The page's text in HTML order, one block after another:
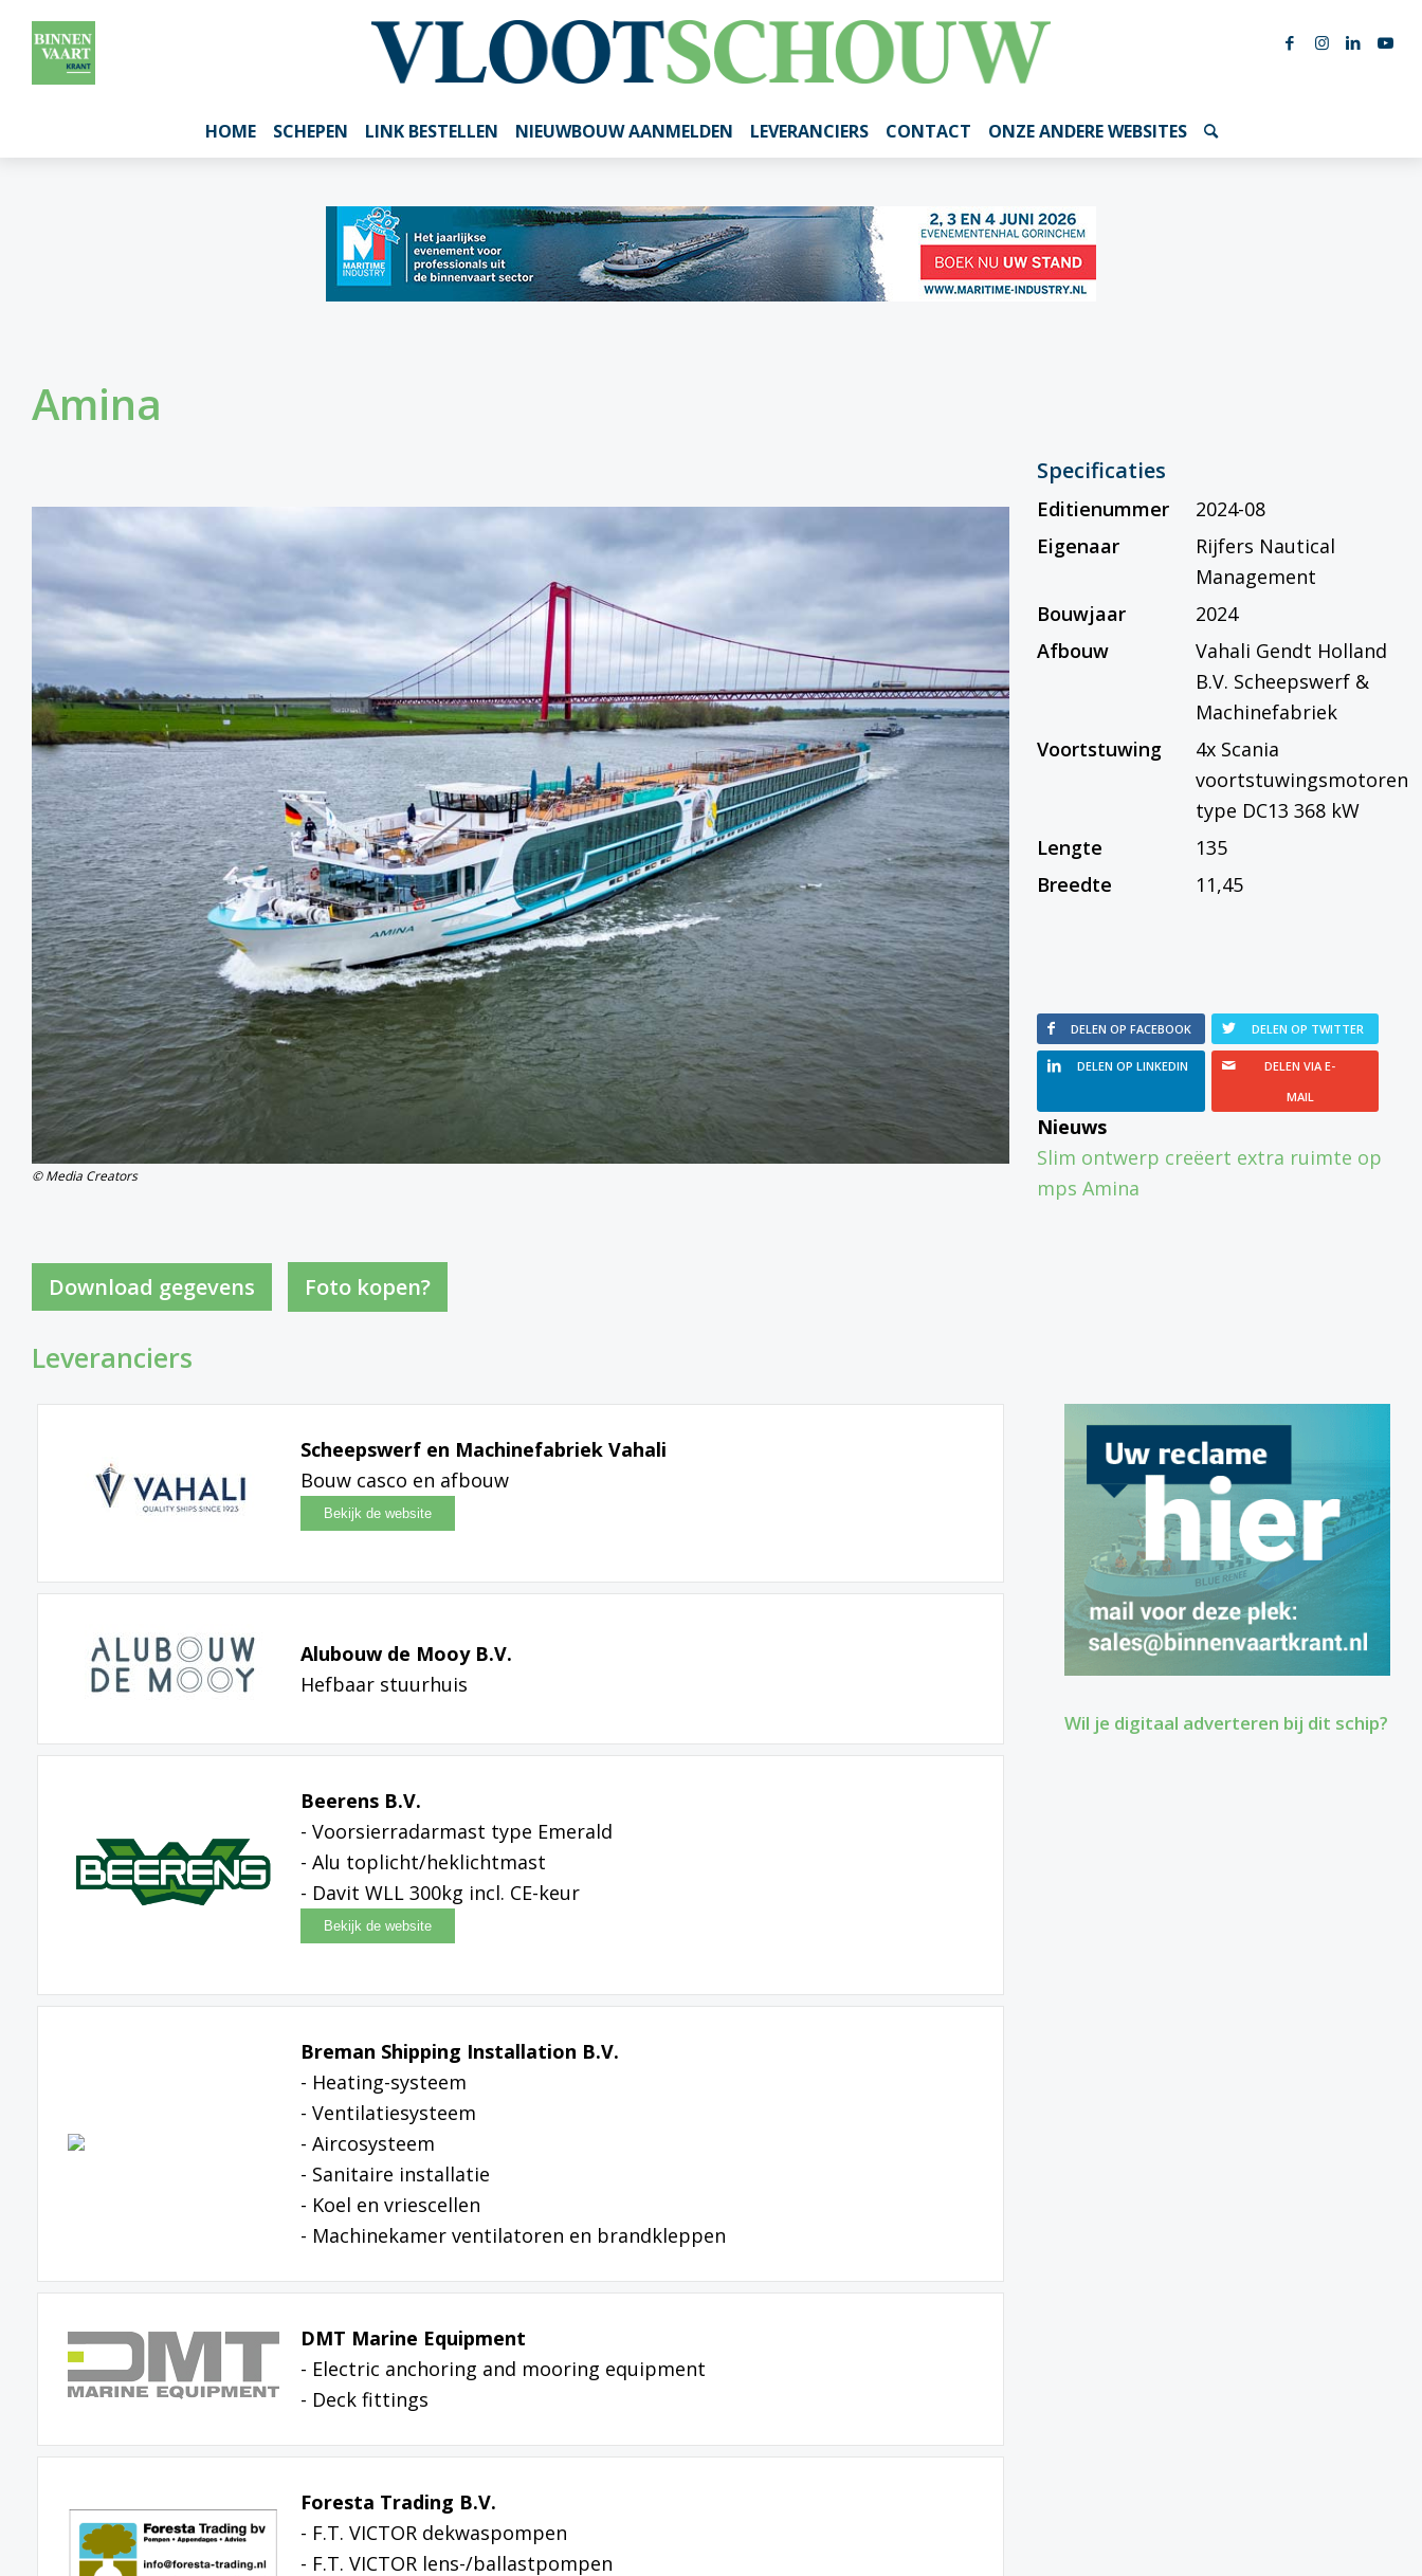
HOME SCHEPEN LINK BESTELLEN NIEUWBOUW AANMELDEN LEVERANCIERS CONTACT ONZE ANDERE WEBSITES
Amina
© Media Creators
Specificaties
Editienummer
2024-08
Eigenaar
Rijfers Nautical
Management
Bouwjaar
2024
Afbouw
Vahali Gendt Holland
B.V. Scheepswerf &
Machinefabriek
Voortstuwing
4x Scania
voortstuwingsmotoren
type DC13 368 kW
Lengte
135
Breedte
11,45
DELEN OP FACEBOOK DELEN OP TWITTER
DELEN OP LINKEDIN
DELEN VIA E-
MAIL
Nieuws
Slim ontwerp creëert extra ruimte op
mps Amina
Foto kopen?
Leveranciers
Scheepswerf en Machinefabriek Vahali
Bouw casco en afbouw
Alubouw de Mooy B.V.
Hefbaar stuurhuis
Beerens B.V.
- Voorsierradarmast type Emerald
- Alu toplicht/heklichtmast
- Davit WLL 300kg incl. CE-keur
Breman Shipping Installation B.V.
- Heating-systeem
- Ventilatiesysteem
- Aircosysteem
- Sanitaire installatie
- Koel en vriescellen
- Machinekamer ventilatoren en brandkleppen
DMT Marine Equipment
- Electric anchoring and mooring equipment
- Deck fittings
Foresta Trading B.V.
- F.T. VICTOR dekwaspompen
- F.T. VICTOR lens-/ballastpompen
Wil je digitaal adverteren bij dit schip?